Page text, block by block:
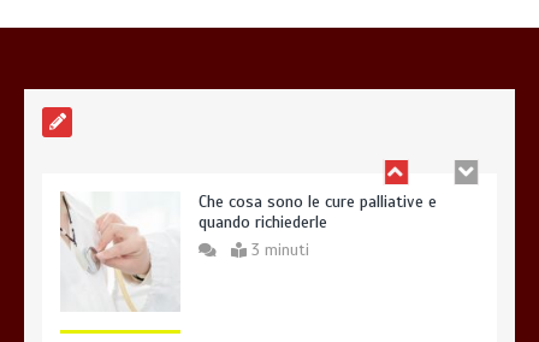
Che cosa sono le cure palliative e
quando richiederle
3 minuti